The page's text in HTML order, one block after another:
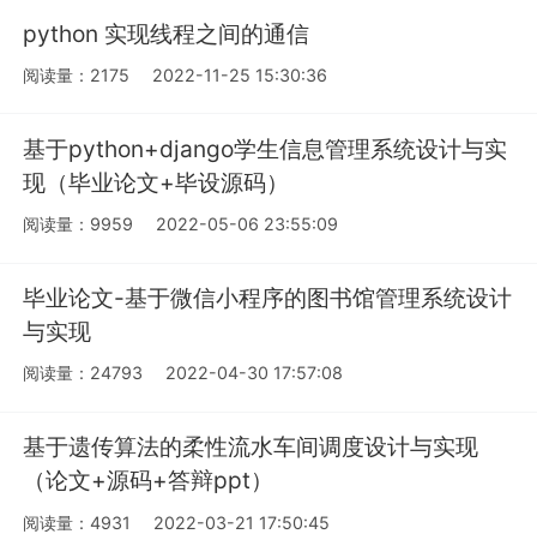
python 实现线程之间的通信
阅读量：2175 2022-11-25 15:30:36
基于python+django学生信息管理系统设计与实
现（毕业论文+毕设源码）
阅读量：9959 2022-05-06 23:55:09
毕业论文-基于微信小程序的图书馆管理系统设计
与实现
阅读量：24793 2022-04-30 17:57:08
基于遗传算法的柔性流水车间调度设计与实现
（论文+源码+答辩ppt）
阅读量：4931 2022-03-21 17:50:45